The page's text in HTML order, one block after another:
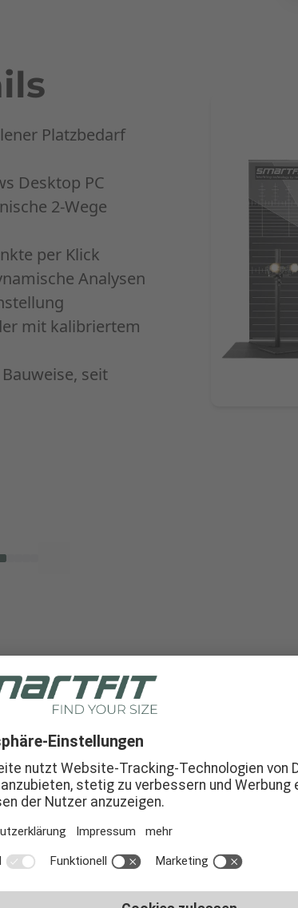
Platzbedarf
Desktop PC
2-Wege
per Klick
Analysen
mit kalibriertem
seit